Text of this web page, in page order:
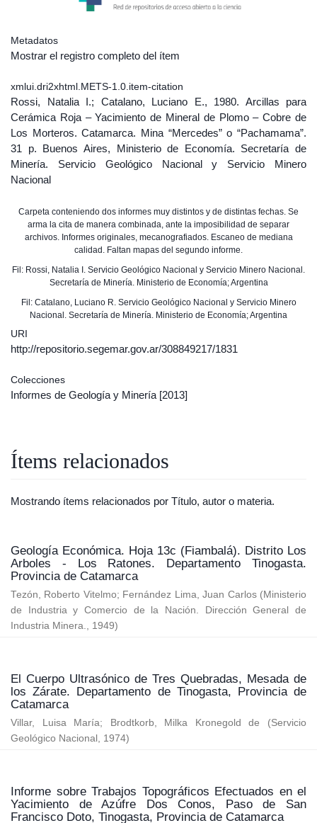
Metadatos
Mostrar el registro completo del ítem
xmlui.dri2xhtml.METS-1.0.item-citation
Rossi, Natalia I.; Catalano, Luciano E., 1980. Arcillas para
Cerámica Roja – Yacimiento de Mineral de Plomo – Cobre de
Los Morteros. Catamarca. Mina “Mercedes” o “Pachamama”.
31 p. Buenos Aires, Ministerio de Economía. Secretaría de
Minería. Servicio Geológico Nacional y Servicio Minero
Nacional
Carpeta conteniendo dos informes muy distintos y de distintas fechas. Se
arma la cita de manera combinada, ante la imposibilidad de separar
archivos. Informes originales, mecanografiados. Escaneo de mediana
calidad. Faltan mapas del segundo informe.
Fil: Rossi, Natalia I. Servicio Geológico Nacional y Servicio Minero Nacional.
Secretaría de Minería. Ministerio de Economía; Argentina
Fil: Catalano, Luciano R. Servicio Geológico Nacional y Servicio Minero
Nacional. Secretaría de Minería. Ministerio de Economía; Argentina
URI
http://repositorio.segemar.gov.ar/308849217/1831
Colecciones
Informes de Geología y Minería [2013]
Ítems relacionados
Mostrando ítems relacionados por Título, autor o materia.
Geología Económica. Hoja 13c (Fiambalá). Distrito Los
Arboles - Los Ratones. Departamento Tinogasta.
Provincia de Catamarca
Tezón, Roberto Vitelmo; Fernández Lima, Juan Carlos (Ministerio
de Industria y Comercio de la Nación. Dirección General de
Industria Minera., 1949)
El Cuerpo Ultrasónico de Tres Quebradas, Mesada de
los Zárate. Departamento de Tinogasta, Provincia de
Catamarca
Villar, Luisa María; Brodtkorb, Milka Kronegold de (Servicio
Geológico Nacional , 1974)
Informe sobre Trabajos Topográficos Efectuados en el
Yacimiento de Azúfre Dos Conos, Paso de San
Francisco Doto, Tinogasta, Provincia de Catamarca